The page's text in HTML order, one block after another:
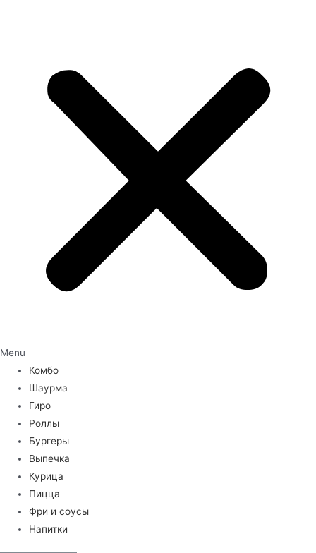
Menu
Комбо
Шаурма
Гиро
Роллы
Бургеры
Выпечка
Курица
Пицца
Фри и соусы
Напитки